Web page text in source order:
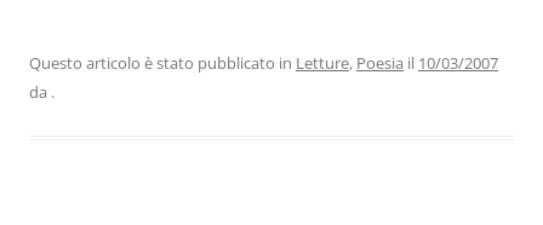
b dI A a vi
Questo articolo è stato pubblicato in Letture, Poesia il 10/03/2007
da .